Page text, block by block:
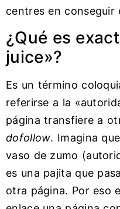
centres en conseguir
¿Qué es
juice»?
Es un término
referirse a la
página transfiere a
dofollow. Imagina
vaso de zumo
es una pajita que
otra página. Por eso